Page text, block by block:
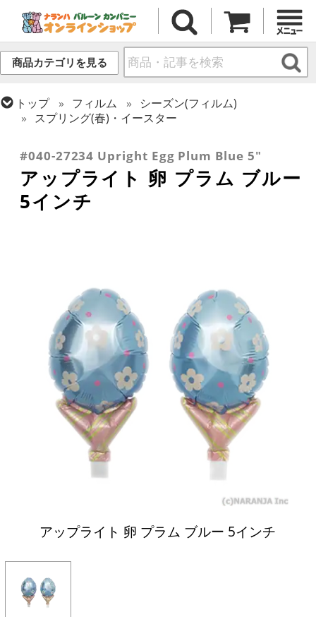
商品カテゴリを見る
トップ フィルム
シーズン(フィルム)
スプリング(春)・イースター
#040-27234 Upright Egg Plum Blue 5"
アップライト 卵 プラム ブルー
5インチ
アップライト 卵 プラム ブルー 5インチ